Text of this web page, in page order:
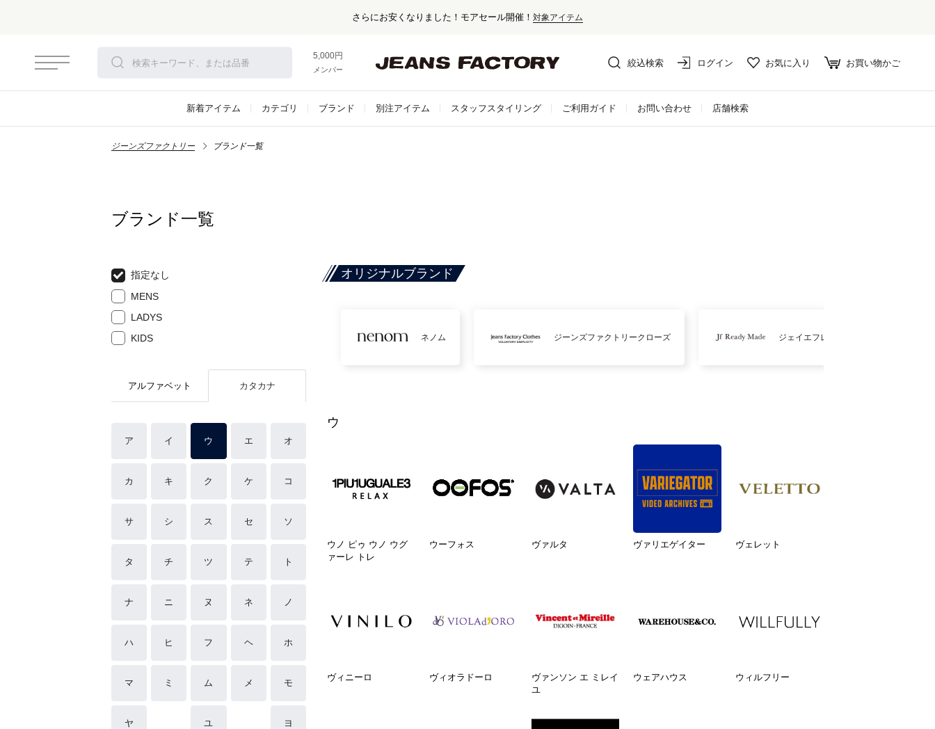
さらにお安くなりました！モアセール開催！ 対象アイテム
5,000円以上お買い上げで送料無料！
メンバー登録でお得な情報をゲット。さらに詳しく
絞込検索 ログイン お気に入り お買い物かご
新着アイテム カテゴリ ブランド 別注アイテム スタッフスタイリング ご利用ガイド お問い合わせ 店舗検索
ジーンズファクトリー ブランド一覧
ブランド一覧
指定なし
MENS
LADYS
KIDS
アルファベット カタカナ
ア イ ウ エ オ
カ キ ク ケ コ
サ シ ス セ ソ
タ チ ツ テ ト
ナ ニ ヌ ネ ノ
ハ ヒ フ ヘ ホ
マ ミ ム メ モ
ヤ ユ ヨ
オリジナルブランド
ネノム ジーンズファクトリークローズ ジェイエフレディメイド
ウ
ウノ ピゥ ウノ ウグ
ァーレ トレ
ウーフォス ヴァルタ ヴァリエゲイター ヴェレット
ヴィニーロ ヴィオラドーロ
ヴァンソン エ ミレイ
ユ
ウェアハウス ウィルフリー